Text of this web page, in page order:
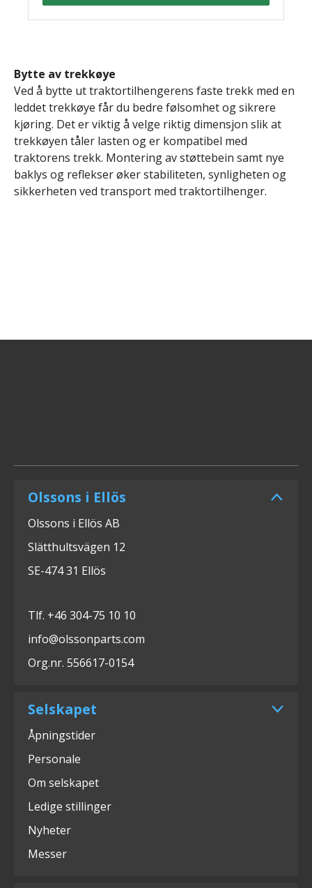
Bytte av trekkøye
Ved å bytte ut traktortilhengerens faste trekk med en
leddet trekkøye får du bedre følsomhet og sikrere
kjøring. Det er viktig å velge riktig dimensjon slik at
trekkøyen tåler lasten og er kompatibel med
traktorens trekk. Montering av støttebein samt nye
baklys og reflekser øker stabiliteten, synligheten og
sikkerheten ved transport med traktortilhenger.
Olssons i Ellös
Olssons i Ellös AB
Slätthultsvägen 12
SE-474 31 Ellös
Tlf. +46 304-75 10 10
info@olssonparts.com
Org.nr. 556617-0154
Selskapet
Åpningstider
Personale
Om selskapet
Ledige stillinger
Nyheter
Messer